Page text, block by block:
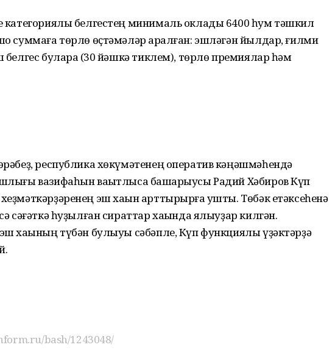
категориялы белгестең минималь оклады 6400 һум тәшкил
суммаға төрлө өҫтәмәләр ҡаралған: эшләгән йылдар, ғилми
белгес булараҡ (30 йәшкә тиклем), төрлө премиялар һәм
республика хөкүмәтенең оператив кәңәшмәһендә
вазифаһын ваҡытлыса башҡарыусы Радий Хәбиров Күп
эш хаҡын арттырырға ҡушты. Төбәк етәксеһенә
сәғәткә һуҙылған сираттар хаҡында ялыуҙар килгән.
хаҡының түбән булыуы сәбәпле, Күп функциялы үҙәктәрҙә
bash/1243048/